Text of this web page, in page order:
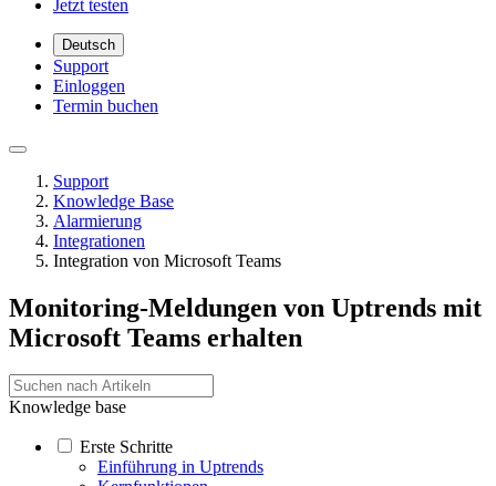
Jetzt testen
Deutsch
Support
Einloggen
Termin buchen
Support
Knowledge Base
Alarmierung
Integrationen
Integration von Microsoft Teams
Monitoring-Meldungen von Uptrends mit
Microsoft Teams erhalten
Knowledge base
Erste Schritte
Einführung in Uptrends